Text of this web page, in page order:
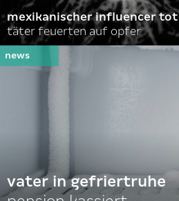
mexikanischer influencer tot
täter feuerten auf opfer
vater in gefriertruhe